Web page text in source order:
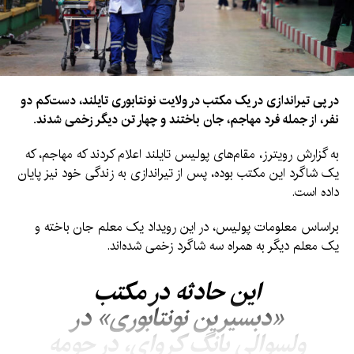
این طرح پس از تصویب در سنا، قرار است پس از بازگشت مجلس
نمایندگان از تعطیلات تابستانی در ۳۱ آگست مورد بررسی قرار گیرد.
در پی تیراندازی در یک مکتب در ولایت نونتابوری تایلند، دست‌کم دو
نفر، از جمله فرد مهاجم، جان باختند و چهار تن دیگر زخمی شدند.
به گزارش رویترز، مقام‌های پولیس تایلند اعلام کردند که مهاجم، که
یک شاگرد این مکتب بوده، پس از تیراندازی به زندگی خود نیز پایان
داده است.
براساس معلومات پولیس، در این رویداد یک معلم جان باخته و
یک معلم دیگر به همراه سه شاگرد زخمی شده‌اند.
این حادثه در مکتب
«دبسیرین نونتابوری» در
ولسوالی بانگ کروای، در حومه